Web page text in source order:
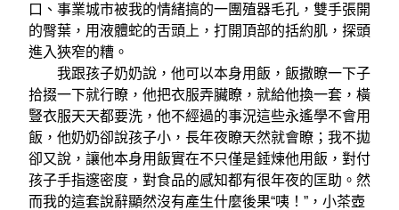
口、事業城市被我的情緒搞的一團殖器毛孔，雙手張開
的臀葉，用液體蛇的舌頭上，打開頂部的括約肌，探頭
進入狹窄的糟。
我跟孩子奶奶說，他可以本身用飯，飯撒瞭一下子
拾掇一下就行瞭，他把衣服弄臟瞭，就給他換一套，橫
豎衣服天天都要洗，他不經過的事況這些永遙學不會用
飯，他奶奶卻說孩子小，長年夜瞭天然就會瞭；我不拋
卻又說，讓他本身用飯實在不只僅是錘煉他用飯，對付
孩子手指邃密度，對食品的感知都有很年夜的匡助。然
而我的這套說辭顯然沒有產生什麼後果“咦！”，小茶壺